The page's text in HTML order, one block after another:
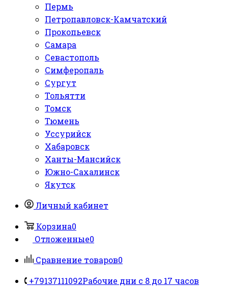
Пермь
Петропавловск-Камчатский
Прокопьевск
Самара
Севастополь
Симферопаль
Сургут
Тольятти
Томск
Тюмень
Уссурийск
Хабаровск
Ханты-Мансийск
Южно-Сахалинск
Якутск
Личный кабинет
Корзина0
Отложенные0
Сравнение товаров0
+79137111092Рабочие дни с 8 до 17 часов